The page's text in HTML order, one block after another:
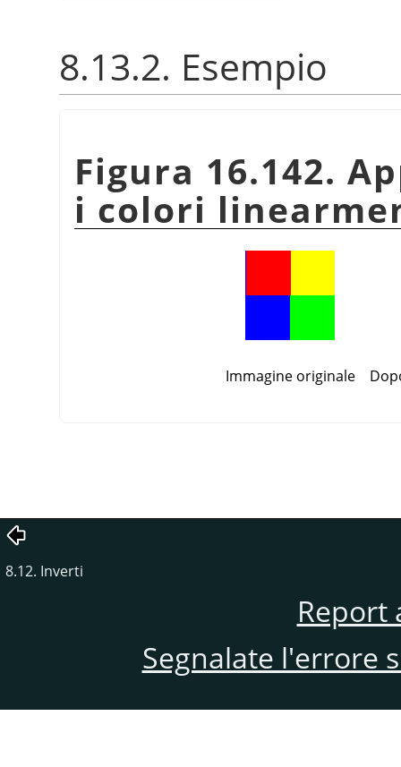
8.13.2. Esempio
Figura 16.142.
i colori
Immagine originale
8.12. Inverti
Report
Segnalate l'errore